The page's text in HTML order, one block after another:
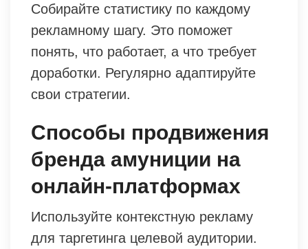
Собирайте статистику по каждому
рекламному шагу. Это поможет
понять, что работает, а что требует
доработки. Регулярно адаптируйте
свои стратегии.
Способы продвижения
бренда амуниции на
онлайн-платформах
Используйте контекстную рекламу
для таргетинга целевой аудитории.